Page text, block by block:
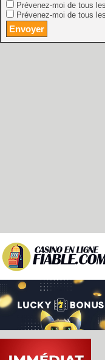
Prévenez-moi de tous
Prévenez-moi de tous